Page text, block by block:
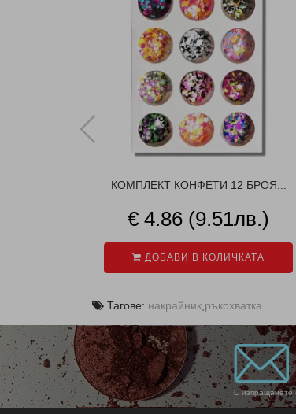
КОМПЛЕКТ КОНФЕТИ 12 БРОЯ...
€ 4.86 (9.51лв.)
ДОБАВИ В КОЛИЧКАТА
Тагове: накрайник ръкохватка
С изпращането